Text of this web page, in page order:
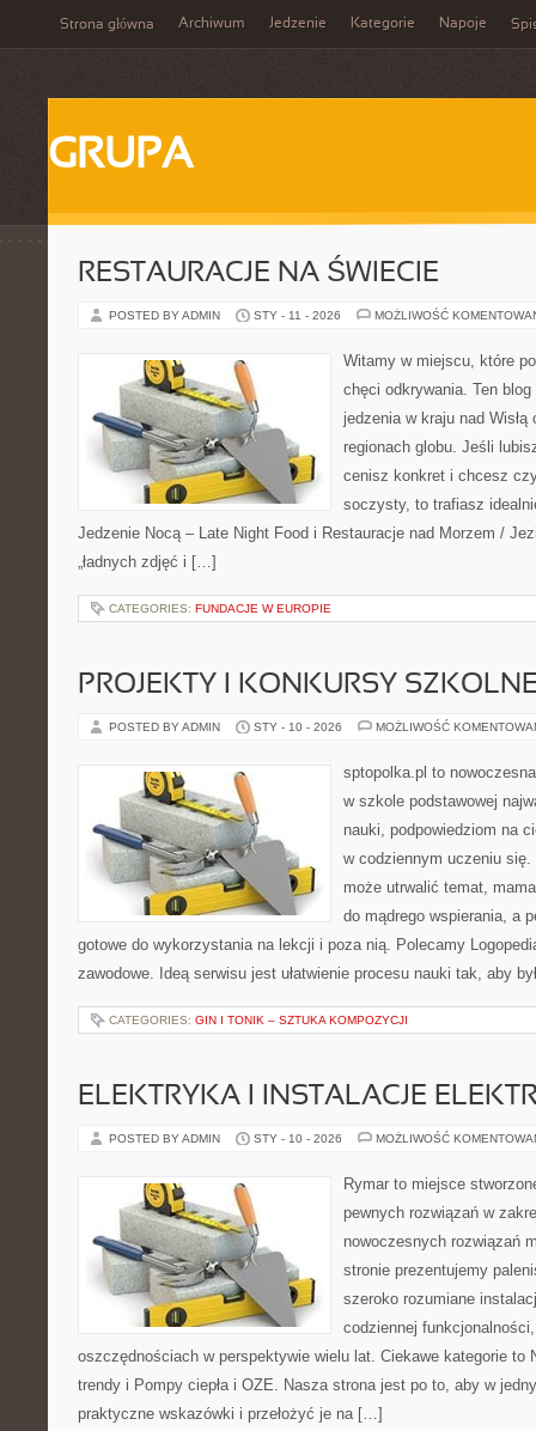
Strona główna Archiwum Jedzenie Kategorie Napoje
GRUPA
RESTAURACJE NA ŚWIECIE
POSTED BY ADMIN STY - 11 - 2026 MOŻLIWOŚĆ
Witamy w miejscu, które
chęci odkrywania. Ten
jedzenia w kraju nad
regionach globu. Jeśli
cenisz konkret i chcesz
soczysty, to trafiasz
Jedzenie Nocą – Late Night Food i Restauracje nad Morzem /
„ładnych zdjęć i […]
CATEGORIES: FUNDACJE W EUROPIE
PROJEKTY I KONKURSY
POSTED BY ADMIN STY - 10 - 2026 MOŻLIWOŚĆ
sptopolka.pl to
w szkole podstawowej
nauki, podpowiedziom na
w codziennym uczeniu
może utrwalić temat,
do mądrego wspierania, a
gotowe do wykorzystania na lekcji i poza nią. Polecamy
zawodowe. Ideą serwisu jest ułatwienie procesu nauki tak, aby
CATEGORIES: GIN I TONIK – SZTUKA KOMPOZYCJI
ELEKTRYKA I INSTALACJE
POSTED BY ADMIN STY - 10 - 2026 MOŻLIWOŚĆ
Rymar to miejsce
pewnych rozwiązań w
nowoczesnych rozwiązań
stronie prezentujemy
szeroko rozumiane
codziennej
oszczędnościach w perspektywie wielu lat. Ciekawe kategorie to
trendy i Pompy ciepła i OZE. Nasza strona jest po to, aby w
praktyczne wskazówki i przełożyć je na […]